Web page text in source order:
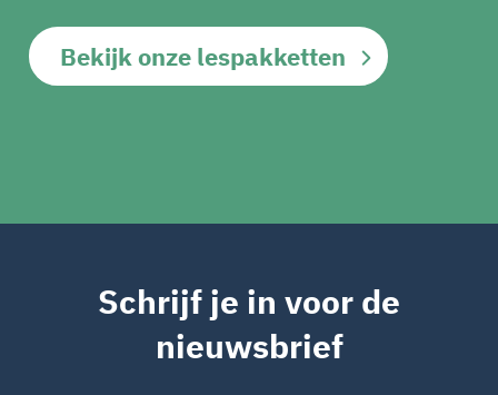
Bekijk onze lespakketten
Schrijf je in voor de
nieuwsbrief